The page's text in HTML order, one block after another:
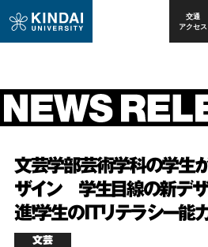
交通
アクセス
文芸学部芸術学科の学生
ザイン 学生目線の新デ
進！学生のITリテラシー能
文芸